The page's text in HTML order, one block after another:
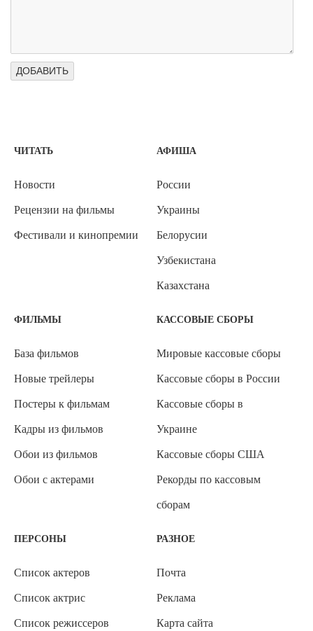
ЧИТАТЬ
Новости
Рецензии на фильмы
Фестивали и кинопремии
АФИША
России
Украины
Белорусии
Узбекистана
Казахстана
ФИЛЬМЫ
База фильмов
Новые трейлеры
Постеры к фильмам
Кадры из фильмов
Обои из фильмов
Обои с актерами
КАССОВЫЕ СБОРЫ
Мировые кассовые сборы
Кассовые сборы в России
Кассовые сборы в
Украине
Кассовые сборы США
Рекорды по кассовым
сборам
ПЕРСОНЫ
Список актеров
Список актрис
Список режиссеров
РАЗНОЕ
Почта
Реклама
Карта сайта